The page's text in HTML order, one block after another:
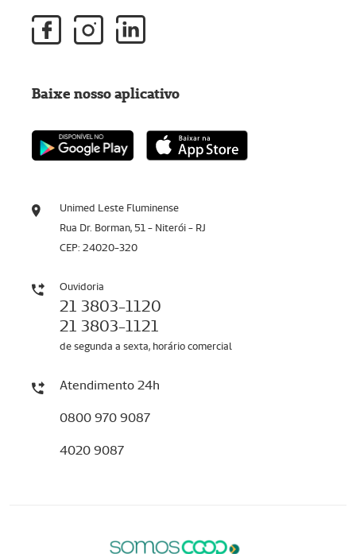
Unimed Leste Fluminense
Rua Dr. Borman, 51 - Niterói - RJ
CEP: 24020-320
Ouvidoria
21 3803-1120
21 3803-1121
de segunda a sexta, horário comercial
Atendimento 24h
0800 970 9087
4020 9087
Baixe nosso aplicativo